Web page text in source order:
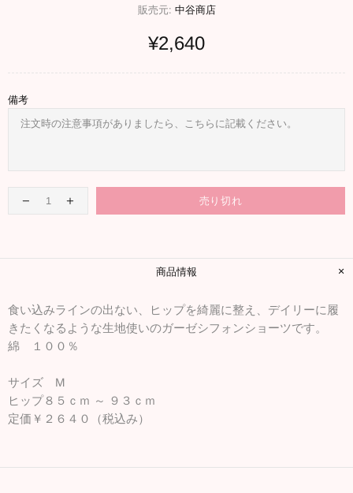
販売元: 中谷商店
¥2,640
備考
売り切れ
商品情報
食い込みラインの出ない、ヒップを綺麗に整え、デイリーに履
きたくなるような生地使いのガーゼシフォンショーツです。
綿 １００％
サイズ M
ヒップ８５ｃｍ ～ ９３ｃｍ
定価￥２６４０（税込み）